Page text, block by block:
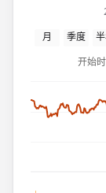
月 季度
开始